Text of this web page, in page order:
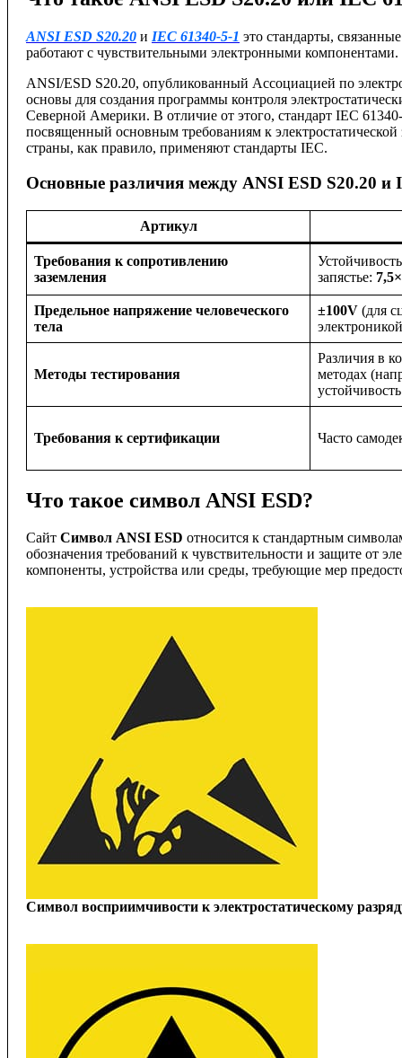
ANSI ESD S20.20 и IEC 61340-5-1 это стандарты,
работают с чувствительными электронными компонентами.
ANSI/ESD S20.20, опубликованный Ассоциацией по
основы для создания программы контроля
Северной Америки. В отличие от этого, стандарт IEC
посвященный основным требованиям к
страны, как правило, применяют стандарты IEC.
Основные различия между ANSI ESD S20.20 и
Артикул
Требования к сопротивлению
заземления
запястье:
Предельное напряжение человеческого
тела
±100V (для
Методы тестирования
Различия в
методах
Требования к сертификации Часто
Что такое символ ANSI ESD?
Сайт Символ ANSI ESD относится к стандартным
обозначения требований к чувствительности и защите от
компоненты, устройства или среды, требующие мер
Символ восприимчивости к электростатическому